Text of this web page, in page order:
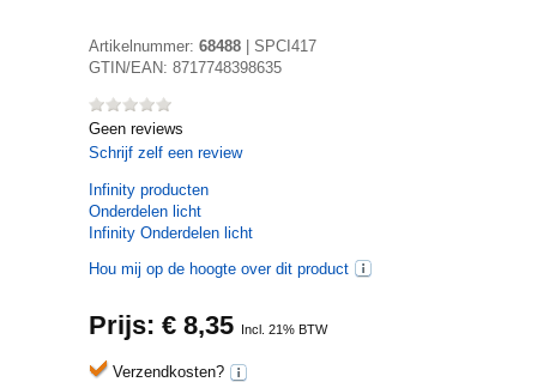
Artikelnummer: 68488
SPCI417
GTIN/EAN: 8717748398635
Geen reviews
Schrijf zelf een review
Infinity producten
Onderdelen licht
Infinity Onderdelen licht
Hou mij op de hoogte over dit product
Prijs: € 8,35 Incl. 21% BTW
Verzendkosten?